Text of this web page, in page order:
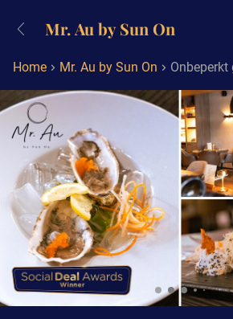
Home Mr. Au by Sun On
Mr. Au by Sun On